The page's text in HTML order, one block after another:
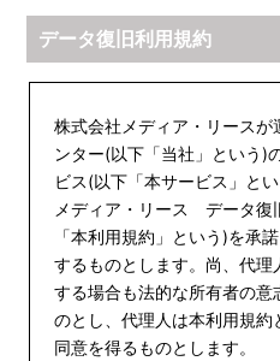
データ復旧利用規約
株式会社メディア・リース
ンター(以下「当社」という)
ビス(以下「本サービス」と
メディア・リース データ
「本利用規約」という)を承
するものとします。尚、代
する場合も法的な所有者の意
のとし、代理人は本利用規約
同意を得るものとします。